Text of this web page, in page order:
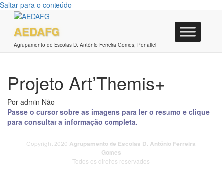
Saltar para o conteúdo
AEDAFG
Agrupamento de Escolas D. António Ferreira Gomes, Penafiel
Projeto Art’Themis+
Por admin Não
Passe o cursor sobre as imagens para ler o resumo e clique
para consultar a informação completa.
Copyright 2020 Agrupamento de Escolas D. António Ferreira
Gomes
Todos os direitos reservados